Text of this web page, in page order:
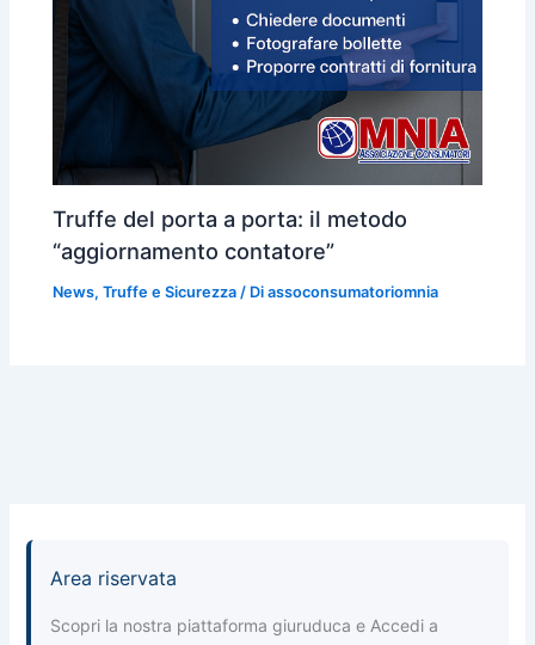
Truffe del porta a porta: il metodo
“aggiornamento contatore”
News,Truffe e Sicurezza / Diassoconsumatoriomnia
Area riservata
Scopri la nostra piattaforma giuruduca e Accedi a